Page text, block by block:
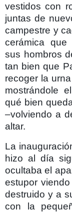
vestidos con
juntas de
campestre y
cerámica que
sus hombros
tan bien que
recoger la
mostrándole
qué bien
–volviendo a
altar.
La
hizo al día
ocultaba el
estupor
destruido y a
con la